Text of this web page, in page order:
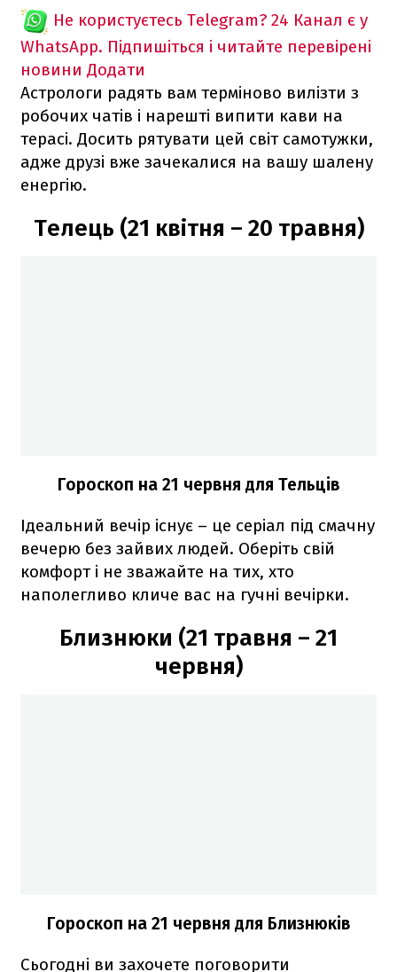
Не користуєтесь Telegram? 24 Канал є у
WhatsApp. Підпишіться і читайте перевірені
новини Додати
Астрологи радять вам терміново вилізти з
робочих чатів і нарешті випити кави на
терасі. Досить рятувати цей світ самотужки,
адже друзі вже зачекалися на вашу шалену
енергію.
Телець (21 квітня – 20 травня)
Гороскоп на 21 червня для Тельців
Ідеальний вечір існує – це серіал під смачну
вечерю без зайвих людей. Оберіть свій
комфорт і не зважайте на тих, хто
наполегливо кличе вас на гучні вечірки.
Близнюки (21 травня – 21
червня)
Гороскоп на 21 червня для Близнюків
Сьогодні ви захочете поговорити